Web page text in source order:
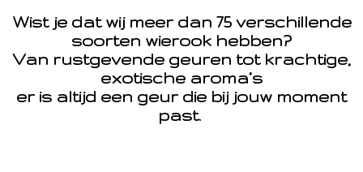
Wist je dat wij meer dan 75 verschillende
soorten wierook hebben?
Van rustgevende geuren tot krachtige,
exotische aroma’s
er is altijd een geur die bij jouw moment
past.